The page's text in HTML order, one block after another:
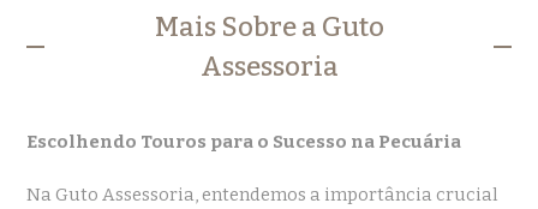
Mais Sobre a Guto
Assessoria
Escolhendo Touros para o Sucesso na Pecuária
Na Guto Assessoria, entendemos a importância crucial